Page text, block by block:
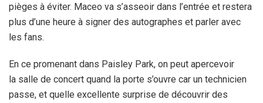
pièges à éviter. Maceo va s’asseoir dans l’entrée et restera
plus d’une heure à signer des autographes et parler avec
les fans.
En ce promenant dans Paisley Park, on peut apercevoir
la salle de concert quand la porte s’ouvre car un technicien
passe, et quelle excellente surprise de découvrir des